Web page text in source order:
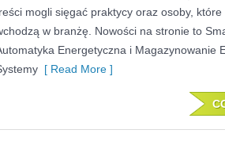
mogli sięgać praktycy oraz osoby, które
w branżę. Nowości na stronie to
Energetyczna i Magazynowanie
[ Read More ]